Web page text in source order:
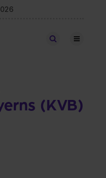
Stellen finden
(KVB)